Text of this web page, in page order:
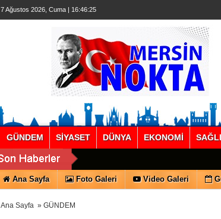
7 Ağustos 2026, Cuma | 16:46:26
GÜNDEM SİYASET DÜNYA EKONOMİ
Ana Sayfa Foto Galeri Video Galeri
Ana Sayfa » GÜNDEM